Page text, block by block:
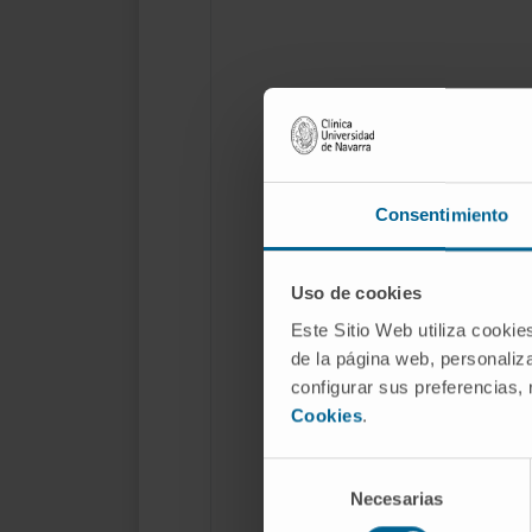
Consentimiento
Uso de cookies
Este Sitio Web utiliza
de la página web,
configurar sus preferencias,
Cookies.
consentimiento
Necesarias